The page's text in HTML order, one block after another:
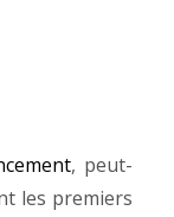
, peut-
les premiers